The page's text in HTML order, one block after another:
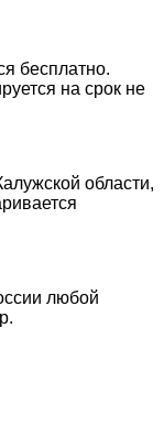
бесплатно.
на срок не
области,
любой